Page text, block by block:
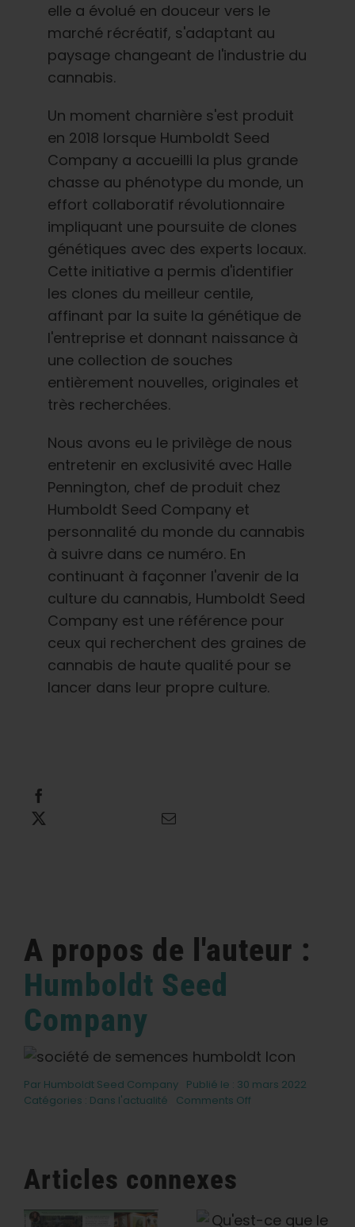
elle a évolué en douceur vers le
marché récréatif, s'adaptant au
paysage changeant de l'industrie du
cannabis.
Un moment charnière s'est produit
en 2018 lorsque Humboldt Seed
Company a accueilli la plus grande
chasse au phénotype du monde, un
effort collaboratif révolutionnaire
impliquant une poursuite de clones
génétiques avec des experts locaux.
Cette initiative a permis d'identifier
les clones du meilleur centile,
affinant par la suite la génétique de
l'entreprise et donnant naissance à
une collection de souches
entièrement nouvelles, originales et
très recherchées.
Nous avons eu le privilège de nous
entretenir en exclusivité avec Halle
Pennington, chef de produit chez
Humboldt Seed Company et
personnalité du monde du cannabis
à suivre dans ce numéro. En
continuant à façonner l'avenir de la
culture du cannabis, Humboldt Seed
Company est une référence pour
ceux qui recherchent des graines de
cannabis de haute qualité pour se
lancer dans leur propre culture.
A propos de l'auteur :
Humboldt Seed
Company
Par Humboldt Seed Company Publié le : 30 mars 2022
Catégories : Dans l'actualité Comments Offon
Articles connexes
Qu'est-Ce